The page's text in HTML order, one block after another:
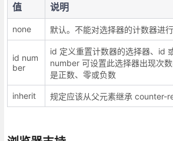
值 说明
none 默认。不能对选择器的计数器进
id num
ber
id 定义重置计数器的选择器、id
number 可设置此选择器出现次
是正数、零或负数
inherit 规定应该从父元素继承 counter-